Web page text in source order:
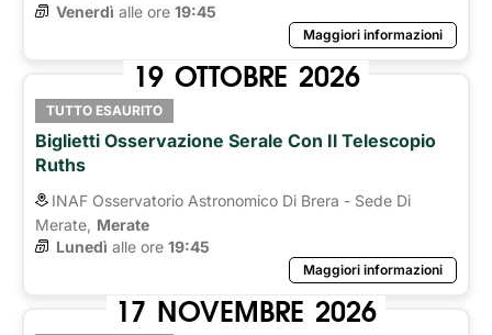
Venerdì alle ore 19:45
Maggiori informazioni
19 OTTOBRE 2026
TUTTO ESAURITO
Biglietti Osservazione Serale Con Il Telescopio
Ruths
INAF Osservatorio Astronomico Di Brera - Sede Di
Merate, Merate
Lunedì alle ore 19:45
Maggiori informazioni
17 NOVEMBRE 2026